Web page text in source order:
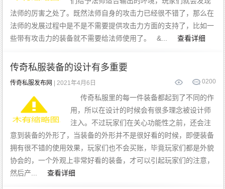
法师的厉害之处了。既然法师自身的攻击力已经很不错了，那么在
法师的发展过程中是不是不需要提供攻击力方面的支持了，比如一
些带有攻击力的装备就不需要给法师使用了。 &...
查看详细
传奇私服装备的设计有多重要
200
0
传奇私服发布网 | 2021年4月6日
传奇私服里的每一件装备都起到了不同的作
用，所以在设计的时候会有很多理念被设计师
注入。不过玩家们在关心功能性之前，还会注
意到装备的外形了，当装备的外形并不是很好看的时候，即便装备
拥有很不错的使用效果，玩家们也不会买账，毕竟玩家们都是外貌
协会的，一个外观上非常好看的装备，才可以引起玩家们的注意，
然后产...
查看详细